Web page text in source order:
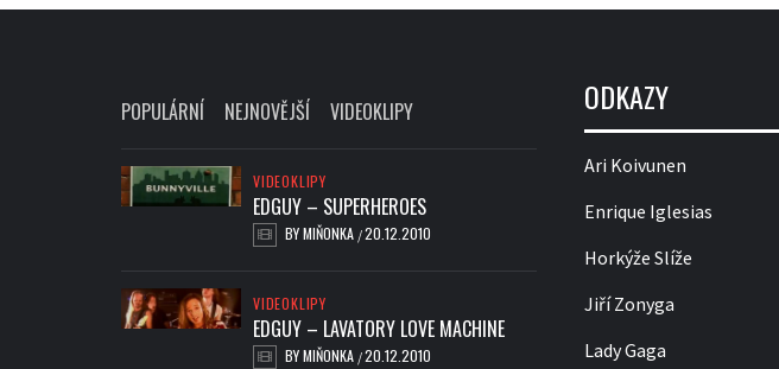
POPULÁRNÍ NEJNOVĚJŠÍ VIDEOKLIPY
VIDEOKLIPY
EDGUY – SUPERHEROES
BYMIŇONKA /20.12.2010
VIDEOKLIPY
EDGUY – LAVATORY LOVE MACHINE
BYMIŇONKA /20.12.2010
ODKAZY
Ari Koivunen
Enrique Iglesias
Horkýže Slíže
Jiří Zonyga
Lady Gaga